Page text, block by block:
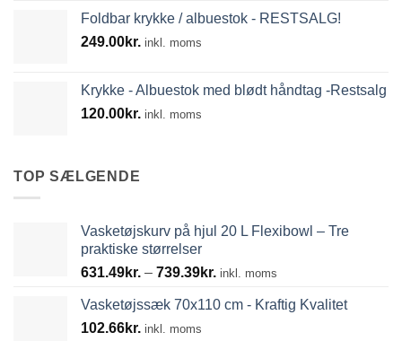
Foldbar krykke / albuestok - RESTSALG!
249.00kr. inkl. moms
Krykke - Albuestok med blødt håndtag -Restsalg
120.00kr. inkl. moms
TOP SÆLGENDE
Vasketøjskurv på hjul 20 L Flexibowl – Tre
praktiske størrelser
631.49kr. – 739.39kr.Prisinterval:
til
inkl. moms
Vasketøjssæk 70x110 cm - Kraftig Kvalitet
102.66kr. inkl. moms